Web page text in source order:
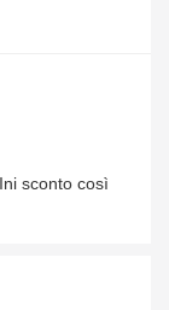
sconto così